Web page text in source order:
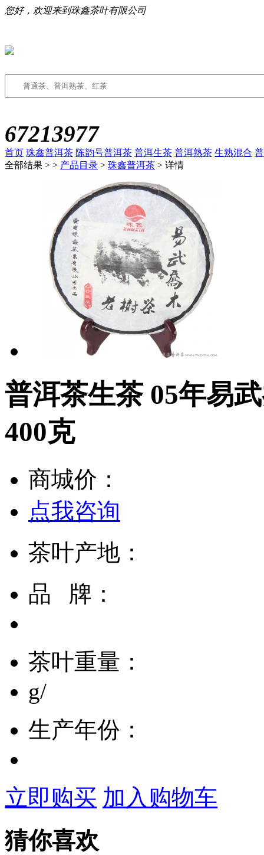
您好，欢迎来到珠鑫茶叶有限公司
67213977
首页 珠鑫普洱茶 陈韵号普洱茶 普洱生茶 普洱熟茶 生熟混合
全部结果 > > 产品目录 > 珠鑫普洱茶 > 详情
普洱茶生茶 05年易
400克
商城价：
点我咨询
茶叶产地：
品 牌：
茶叶重量：
g/
生产年份：
立即购买 加入购物车
猜你喜欢